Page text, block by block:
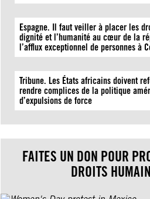
Espagne. Il faut veiller à placer les
dignité et l’humanité au cœur de la
l’afflux exceptionnel de personnes à
Tribune. Les États africains doivent
rendre complices de la politique
d’expulsions de force
FAITES UN DON POUR
DROITS